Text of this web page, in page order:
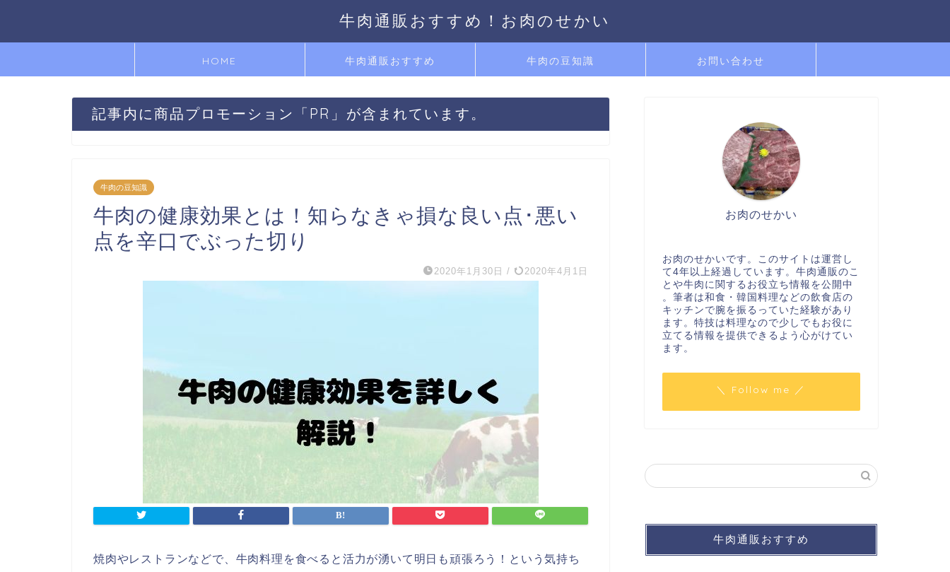
牛肉通販おすすめ！お肉のせかい
HOME 牛肉通販おすすめ 牛肉の豆知識 お問い合わせ
記事内に商品プロモーション「PR」が含まれています。
牛肉の豆知識
牛肉の健康効果とは！知らなきゃ損な良い点･悪い
点を辛口でぶった切り
2020年1月30日 / 2020年4月1日
焼肉やレストランなどで、牛肉料理を食べると活力が湧いて明日も頑張ろう！という気持ち
お肉のせかい
お肉のせかいです。このサイトは運営し
て4年以上経過しています。牛肉通販のこ
とや牛肉に関するお役立ち情報を公開中
。筆者は和食・韓国料理などの飲食店の
キッチンで腕を振るっていた経験があり
ます。特技は料理なので少しでもお役に
立てる情報を提供できるよう心がけてい
ます。
＼ Follow me ／
牛肉通販おすすめ